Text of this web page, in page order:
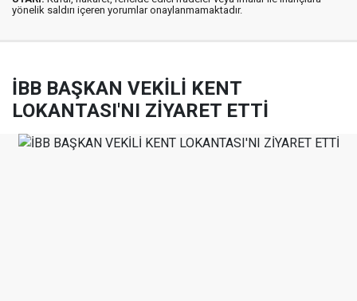
yönelik saldırı içeren yorumlar onaylanmamaktadır.
İBB BAŞKAN VEKİLİ KENT
LOKANTASI'NI ZİYARET ETTİ